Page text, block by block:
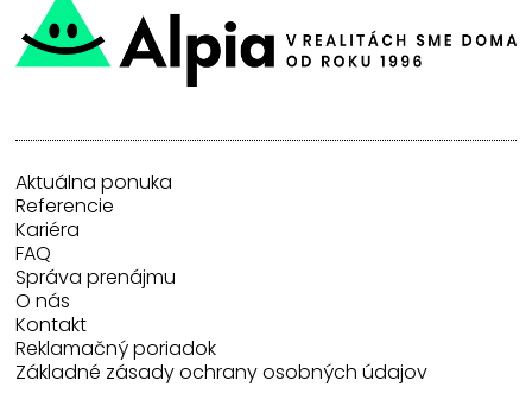
Aktuálna ponuka
Referencie
Kariéra
FAQ
Správa prenájmu
O nás
Kontakt
Reklamačný poriadok
Základné zásady ochrany osobných údajov